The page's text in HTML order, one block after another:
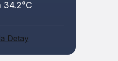
34.2°C
Detay
Mutlu Günü!